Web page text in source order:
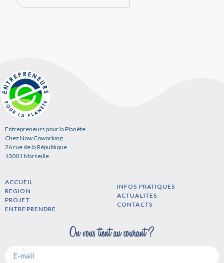
Entrepreneurs pour la Planète
Chez Now Coworking
26 rue de la République
13001 Marseille
ACCUEIL
REGION
PROJET
ENTREPRENDRE
INFOS PRATIQUES
ACTUALITES
CONTACTS